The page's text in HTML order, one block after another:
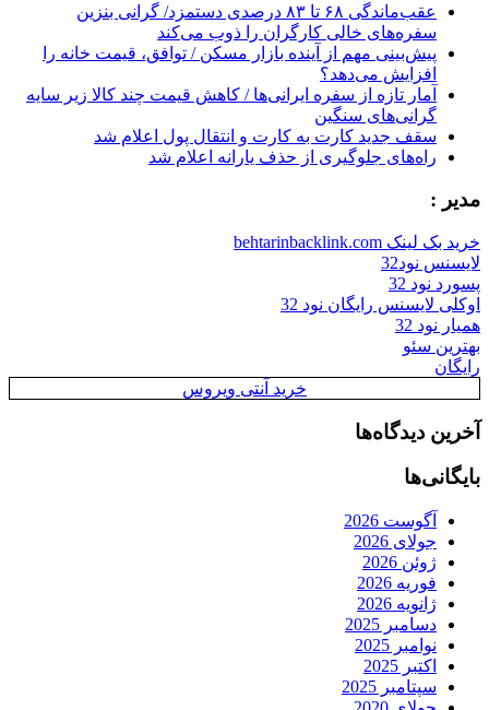
عقب‌ماندگی ۶۸ تا ۸۳ درصدی دستمزد/ گرانی بنزین
سفره‌های خالی کارگران را ذوب می‌کند
پیش‌بینی مهم از آینده بازار مسکن / توافق، قیمت خانه را
افزایش می‌دهد؟
آمار تازه از سفره ایرانی‌ها / کاهش قیمت چند کالا زیر سایه
گرانی‌های سنگین
سقف جدید کارت به کارت و انتقال پول اعلام شد
راه‌های جلوگیری از حذف یارانه اعلام شد
مدیر :
خرید بک لینک behtarinbacklink.com
لایسنس نود32
پسورد نود 32
اوکلی لایسنس رایگان نود 32
همیار نود 32
بهترین سئو
رایگان
خرید آنتی ویروس
آخرین دیدگاه‌ها
بایگانی‌ها
آگوست 2026
جولای 2026
ژوئن 2026
فوریه 2026
ژانویه 2026
دسامبر 2025
نوامبر 2025
اکتبر 2025
سپتامبر 2025